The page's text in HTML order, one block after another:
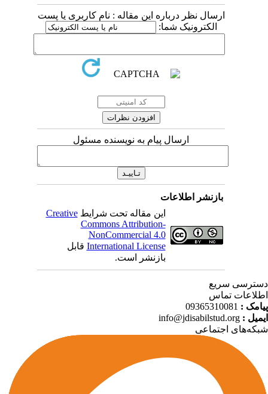
ارسال نظر درباره این مقاله : نام کاربری یا پست
الکترونیک شما:
ارسال پیام به نویسنده مسئول
بازنشر اطلاعات
این مقاله تحت شرایطCreative
Commons Attribution-
NonCommercial 4.0
International Licenseقابل
بازنشر است.
سریع
تماس
:
09365310081
:
info@jdisabilstud.org
اجتماعی